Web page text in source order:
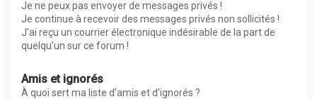
Je ne peux pas envoyer de messages privés !
Je continue à recevoir des messages privés non sollicités !
J’ai reçu un courrier électronique indésirable de la part de
quelqu’un sur ce forum !
Amis et ignorés
À quoi sert ma liste d’amis et d’ignorés ?